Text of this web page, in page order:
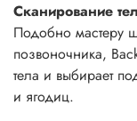
Сканирование
Подобно мастеру
позвоночника,
тела и выбирает
и ягодиц.